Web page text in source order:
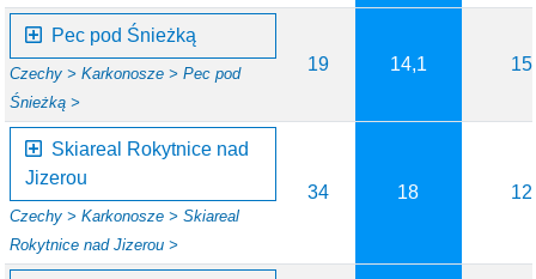
Pec pod Śnieżką
Czechy >Karkonosze >Pec pod
Śnieżką >
19 14,1 15
Skiareal Rokytnice nad
Jizerou
Czechy >Karkonosze >Skiareal
Rokytnice nad Jizerou >
34 18 12